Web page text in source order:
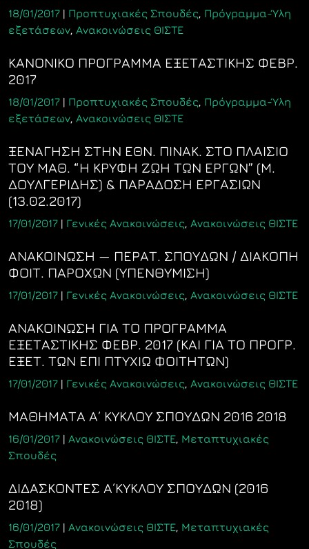
18/01/2017 | Προπτυχιακές Σπουδές, Πρόγραμμα-Ύλη
εξετάσεων, Ανακοινώσεις ΘΙΣΤΕ
ΚΑΝΟΝΙΚΟ ΠΡΟΓΡΑΜΜΑ ΕΞΕΤΑΣΤΙΚΗΣ ΦΕΒΡ.
2017
18/01/2017 | Προπτυχιακές Σπουδές, Πρόγραμμα-Ύλη
εξετάσεων, Ανακοινώσεις ΘΙΣΤΕ
ΞΕΝΑΓΗΣΗ ΣΤΗΝ ΕΘΝ. ΠΙΝΑΚ. ΣΤΟ ΠΛΑΙΣΙΟ
ΤΟΥ ΜΑΘ. “Η ΚΡΥΦΗ ΖΩΗ ΤΩΝ ΕΡΓΩΝ” (Μ.
ΔΟΥΛΓΕΡΙΔΗΣ) & ΠΑΡΑΔΟΣΗ ΕΡΓΑΣΙΩΝ
(13.02.2017)
17/01/2017 | Γενικές Ανακοινώσεις, Ανακοινώσεις ΘΙΣΤΕ
ΑΝΑΚΟΙΝΩΣΗ — ΠΕΡΑΤ. ΣΠΟΥΔΩΝ / ΔΙΑΚΟΠΗ
ΦΟΙΤ. ΠΑΡΟΧΩΝ (ΥΠΕΝΘΥΜΙΣΗ)
17/01/2017 | Γενικές Ανακοινώσεις, Ανακοινώσεις ΘΙΣΤΕ
ΑΝΑΚΟΙΝΩΣΗ ΓΙΑ ΤΟ ΠΡΟΓΡΑΜΜΑ
ΕΞΕΤΑΣΤΙΚΗΣ ΦΕΒΡ. 2017 (ΚΑΙ ΓΙΑ ΤΟ ΠΡΟΓΡ.
ΕΞΕΤ. ΤΩΝ ΕΠΙ ΠΤΥΧΙΩ ΦΟΙΤΗΤΩΝ)
17/01/2017 | Γενικές Ανακοινώσεις, Ανακοινώσεις ΘΙΣΤΕ
ΜΑΘΗΜΑΤΑ Α΄ ΚΥΚΛΟΥ ΣΠΟΥΔΩΝ 2016 2018
16/01/2017 | Ανακοινώσεις ΘΙΣΤΕ, Μεταπτυχιακές
Σπουδές
ΔΙΔΑΣΚΟΝΤΕΣ Α΄ΚΥΚΛΟΥ ΣΠΟΥΔΩΝ (2016
2018)
16/01/2017 | Ανακοινώσεις ΘΙΣΤΕ, Μεταπτυχιακές
Σπουδές